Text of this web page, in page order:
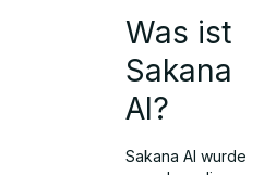
Was ist
Sakana
AI?
Sakana AI wurde